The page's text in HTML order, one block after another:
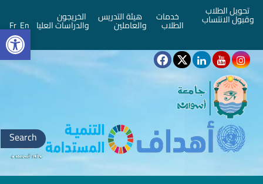
تحويل الطلاب
وقبول الانتساب خدمات
الطلاب
هيئة التدريس
والعاملين
الخريجون
والدراسات العليا En
Fr
Search
for: